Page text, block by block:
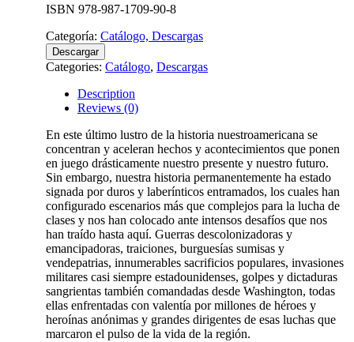
ISBN 978-987-1709-90-8
Categoría: Catálogo, Descargas
Descargar
Categories: Catálogo, Descargas
Description
Reviews (0)
En este último lustro de la historia nuestroamericana se
concentran y aceleran hechos y acontecimientos que ponen
en juego drásticamente nuestro presente y nuestro futuro.
Sin embargo, nuestra historia permanentemente ha estado
signada por duros y laberínticos entramados, los cuales han
configurado escenarios más que complejos para la lucha de
clases y nos han colocado ante intensos desafíos que nos
han traído hasta aquí. Guerras descolonizadoras y
emancipadoras, traiciones, burguesías sumisas y
vendepatrias, innumerables sacrificios populares, invasiones
militares casi siempre estadounidenses, golpes y dictaduras
sangrientas también comandadas desde Washington, todas
ellas enfrentadas con valentía por millones de héroes y
heroínas anónimas y grandes dirigentes de esas luchas que
marcaron el pulso de la vida de la región.